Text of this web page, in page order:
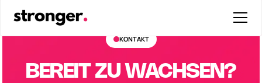
KONTAKT
BEREIT ZU WACHSEN?